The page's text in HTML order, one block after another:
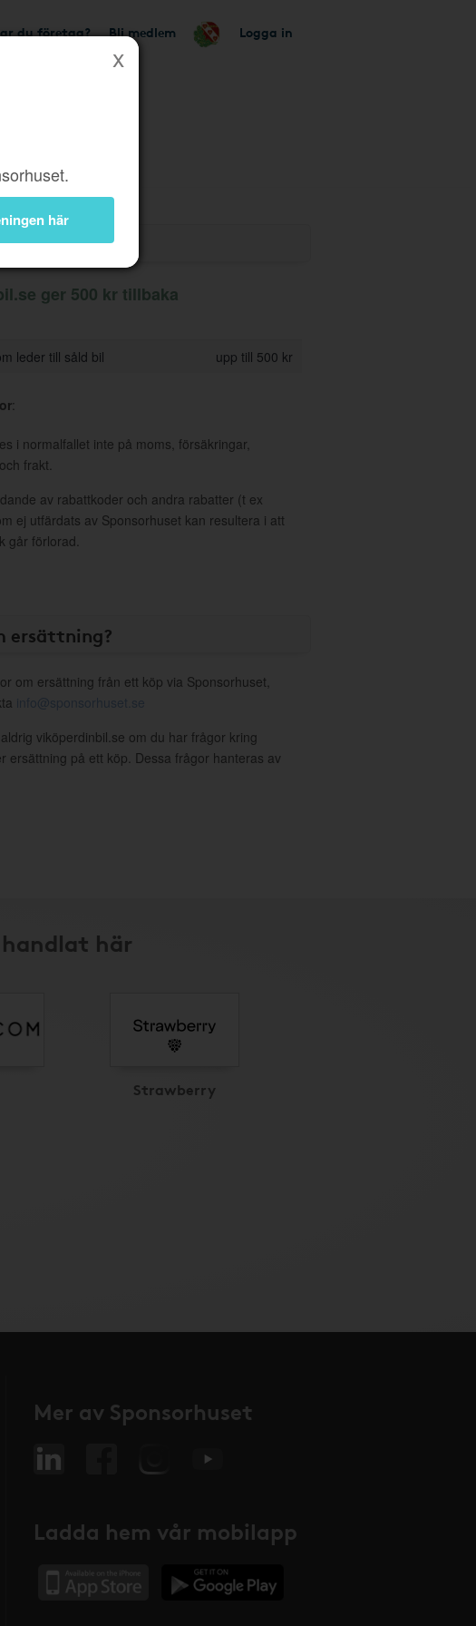
du företag? Bli medlem Logga in
här
ger 500 kr tillbaka
leder till såld bil upp till 500 kr
:
i normalfallet inte på moms, försäkringar,
frakt.
av rabattkoder och andra rabatter (t ex
ej utfärdats av Sponsorhuset kan resultera i att
går förlorad.
ersättning?
om ersättning från ett köp via Sponsorhuset,
info@sponsorhuset.se
viköperdinbil.se om du har frågor kring
ersättning på ett köp. Dessa frågor hanteras av
här
Strawberry
Mer av Sponsorhuset
Ladda hem vår mobilapp